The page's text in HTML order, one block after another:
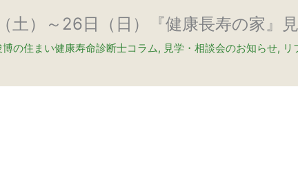
土）～26日（日）『健康長寿の家』
の住まい健康寿命診断士コラム, 見学・相談会のお知らせ, リ